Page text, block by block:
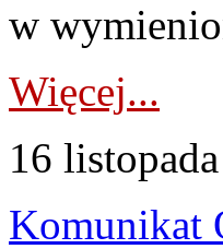
w
Więcej...
16
Komunikat